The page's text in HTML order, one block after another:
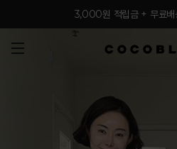
3,000원 적립금 + 무료배